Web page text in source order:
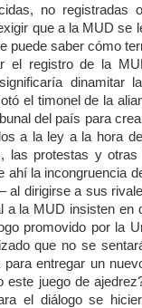
no
que a la MUD se
puede saber cómo
el registro de la
dinamitar
el timonel de la
del país para
a la ley a la hora
las protestas y
ahí la incongruencia
al dirigirse a sus
a la MUD insisten en
promovido por la
que no se
para entregar un
este juego de
el diálogo se